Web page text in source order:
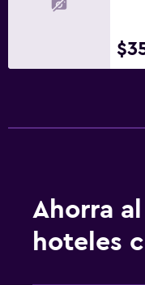
Ahorra
hoteles